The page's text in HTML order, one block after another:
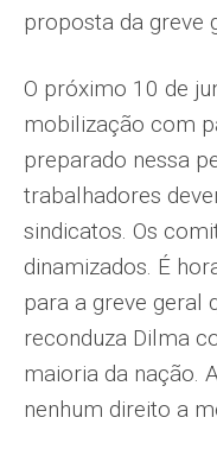
proposta da greve
O próximo 10 de
mobilização com
preparado nessa
trabalhadores
sindicatos. Os
dinamizados. É
para a greve geral
reconduza Dilma
maioria da nação.
nenhum direito a